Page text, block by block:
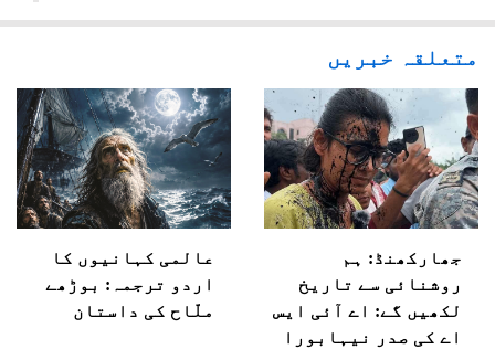
متعلقہ خبریں
جھارکھنڈ: ہم
روشنائی سے تاریخ
لکھیں گے: اے آئی ایس
اے کی صدر نیہابورا
عالمی کہانیوں کا
اردو ترجمہ: بوڑھے
ملّاح کی داستان